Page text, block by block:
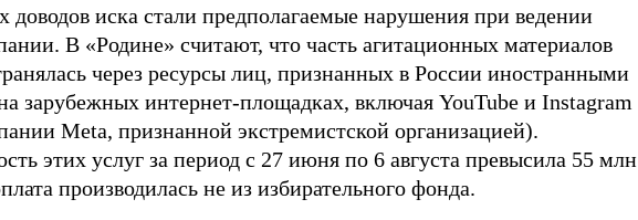
иска стали предполагаемые нарушения при ведении
В «Родине» считают, что часть агитационных материалов
через ресурсы лиц, признанных в России иностранными
зарубежных интернет-площадках, включая YouTube и Instagram
Meta, признанной экстремистской организацией).
этих услуг за период с 27 июня по 6 августа превысила 55 млн
производилась не из избирательного фонда.